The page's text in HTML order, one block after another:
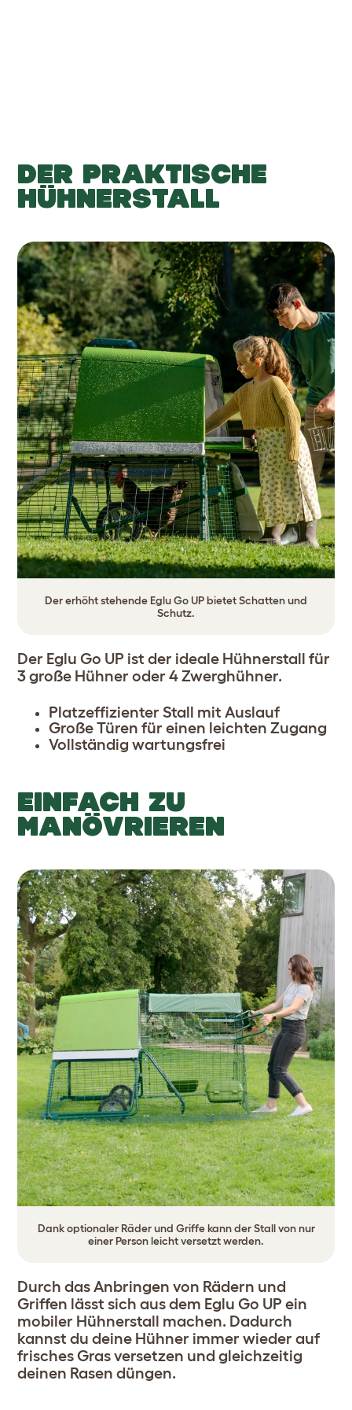
DER PRAKTISCHE
HÜHNERSTALL
Der erhöht stehende Eglu Go UP bietet Schatten und
Schutz.
Der Eglu Go UP ist der ideale Hühnerstall für
3 große Hühner oder 4 Zwerghühner.
Platzeffizienter Stall mit Auslauf
Große Türen für einen leichten Zugang
Vollständig wartungsfrei
EINFACH ZU
MANÖVRIEREN
Dank optionaler Räder und Griffe kann der Stall von nur
einer Person leicht versetzt werden.
Durch das Anbringen von Rädern und
Griffen lässt sich aus dem Eglu Go UP ein
mobiler Hühnerstall machen. Dadurch
kannst du deine Hühner immer wieder auf
frisches Gras versetzen und gleichzeitig
deinen Rasen düngen.